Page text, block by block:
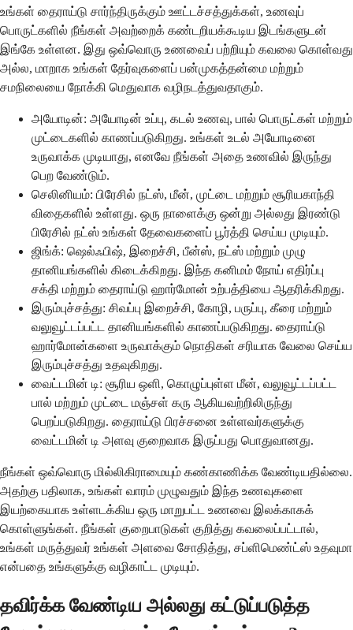
உங்கள் தைராய்டு சார்ந்திருக்கும் ஊட்டச்சத்துக்கள், உணவுப்
பொருட்களில் நீங்கள் அவற்றைக் கண்டறியக்கூடிய இடங்களுடன்
இங்கே உள்ளன. இது ஒவ்வொரு உணவைப் பற்றியும் கவலை கொள்வது
அல்ல, மாறாக உங்கள் தேர்வுகளைப் பன்முகத்தன்மை மற்றும்
சமநிலையை நோக்கி மெதுவாக வழிநடத்துவதாகும்.
அயோடின்: அயோடின் உப்பு, கடல் உணவு, பால் பொருட்கள் மற்றும்
முட்டைகளில் காணப்படுகிறது. உங்கள் உடல் அயோடினை
உருவாக்க முடியாது, எனவே நீங்கள் அதை உணவில் இருந்து
பெற வேண்டும்.
செலினியம்: பிரேசில் நட்ஸ், மீன், முட்டை மற்றும் சூரியகாந்தி
விதைகளில் உள்ளது. ஒரு நாளைக்கு ஒன்று அல்லது இரண்டு
பிரேசில் நட்ஸ் உங்கள் தேவைகளைப் பூர்த்தி செய்ய முடியும்.
ஜிங்க்: ஷெல்ஃபிஷ், இறைச்சி, பீன்ஸ், நட்ஸ் மற்றும் முழு
தானியங்களில் கிடைக்கிறது. இந்த கனிமம் நோய் எதிர்ப்பு
சக்தி மற்றும் தைராய்டு ஹார்மோன் உற்பத்தியை ஆதரிக்கிறது.
இரும்புச்சத்து: சிவப்பு இறைச்சி, கோழி, பருப்பு, கீரை மற்றும்
வலுவூட்டப்பட்ட தானியங்களில் காணப்படுகிறது. தைராய்டு
ஹார்மோன்களை உருவாக்கும் நொதிகள் சரியாக வேலை செய்ய
இரும்புச்சத்து உதவுகிறது.
வைட்டமின் டி: சூரிய ஒளி, கொழுப்புள்ள மீன், வலுவூட்டப்பட்ட
பால் மற்றும் முட்டை மஞ்சள் கரு ஆகியவற்றிலிருந்து
பெறப்படுகிறது. தைராய்டு பிரச்சனை உள்ளவர்களுக்கு
வைட்டமின் டி அளவு குறைவாக இருப்பது பொதுவானது.
நீங்கள் ஒவ்வொரு மில்லிகிராமையும் கண்காணிக்க வேண்டியதில்லை.
அதற்கு பதிலாக, உங்கள் வாரம் முழுவதும் இந்த உணவுகளை
இயற்கையாக உள்ளடக்கிய ஒரு மாறுபட்ட உணவை இலக்காகக்
கொள்ளுங்கள். நீங்கள் குறைபாடுகள் குறித்து கவலைப்பட்டால்,
உங்கள் மருத்துவர் உங்கள் அளவை சோதித்து, சப்ளிமெண்ட்ஸ் உதவுமா
என்பதை உங்களுக்கு வழிகாட்ட முடியும்.
தவிர்க்க வேண்டிய அல்லது கட்டுப்படுத்த